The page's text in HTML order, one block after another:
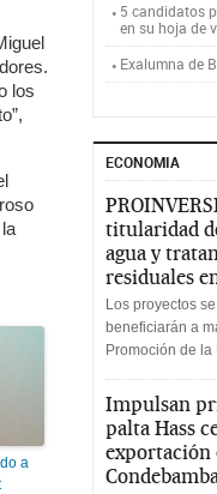
los
a
5 candidatos
en su hoja de
Exalumna de
ECONOMIA
titularidad
agua y
residuales
Los proyectos
beneficiarán a
Promoción de la
Impulsan
palta Hass
exportación